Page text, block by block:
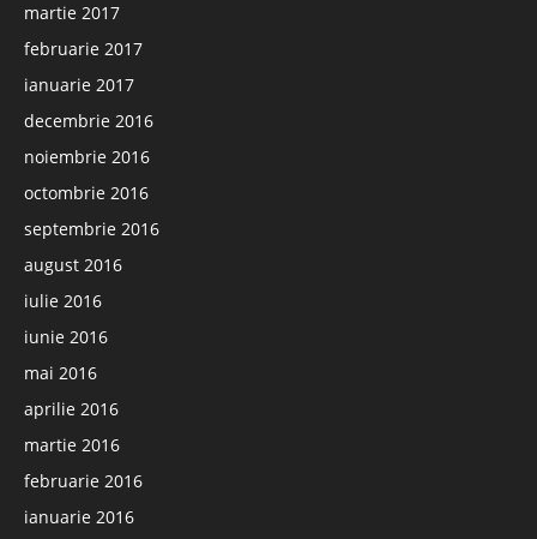
martie 2017
februarie 2017
ianuarie 2017
decembrie 2016
noiembrie 2016
octombrie 2016
septembrie 2016
august 2016
iulie 2016
iunie 2016
mai 2016
aprilie 2016
martie 2016
februarie 2016
ianuarie 2016